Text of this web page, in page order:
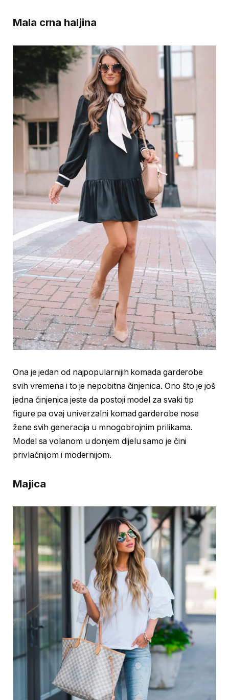
Mala crna haljina
Ona je jedan od najpopularnijih komada garderobe
svih vremena i to je nepobitna činjenica. Ono što je još
jedna činjenica jeste da postoji model za svaki tip
figure pa ovaj univerzalni komad garderobe nose
žene svih generacija u mnogobrojnim prilikama.
Model sa volanom u donjem dijelu samo je čini
privlačnijom i modernijom.
Majica